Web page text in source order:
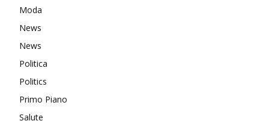
Moda
News
News
Politica
Politics
Primo Piano
Salute